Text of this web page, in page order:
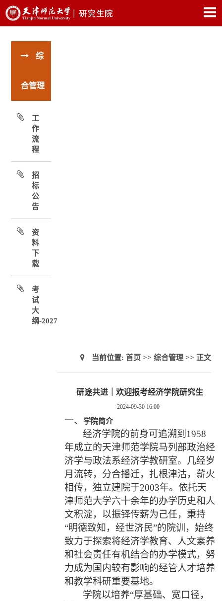
综
合管理
工
作
流
程
招
标
公
告
资
料
下
载
考
试
大
纲-2027
当前位置: 首页 >> 综合管理>> 正文
研途共进｜欢迎报考经济学院研究生
2024-09-30 16:00
一、 学院简介
经济学院的前身可追溯到 1958
年成立的天津师范学院马列部政治经
济学与政法系经济学教研室。几经岁
月流转，分合播迁，扎根津沽，薪火
相传，独立建院于2003年。依托天
津师范大学六十余年的办学历史和人
文积淀，以振铎传薪为己任，秉持
“明德致知，经世济民”的院训，始终
致力于探索将经济学教育、人文素养
和社会责任有机结合的办学模式，努
力成为国内较有影响的经管人才培养
和教学科研重要基地。
学院以培养“厚基础、宽口径，